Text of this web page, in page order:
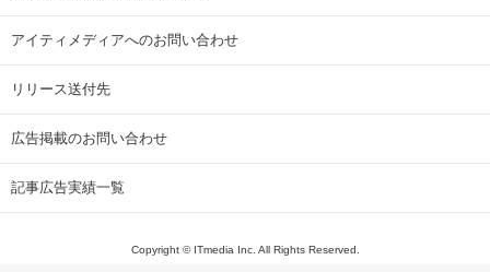
アイティメディアへのお問い合わせ
リリース送付先
広告掲載のお問い合わせ
記事広告実績一覧
Copyright © ITmedia Inc. All Rights Reserved.